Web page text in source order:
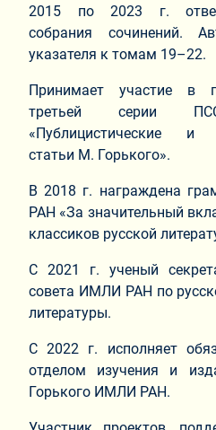
2015 по 2023 г.
собрания сочинений.
указателя к томам 19–22.
Принимает участие в
третьей серии
«Публицистические и
статьи М. Горького».
В 2018 г. награждена
РАН «За значительный
классиков русской
С 2021 г. ученый
совета ИМЛИ РАН по
литературы.
С 2022 г. исполняет
отделом изучения и
Горького ИМЛИ РАН.